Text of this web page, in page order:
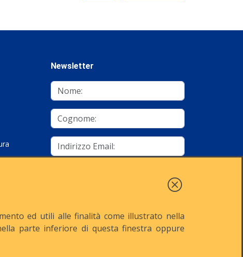
Newsletter
ed utili alle finalità come illustrato nella
parte inferiore di questa finestra oppure